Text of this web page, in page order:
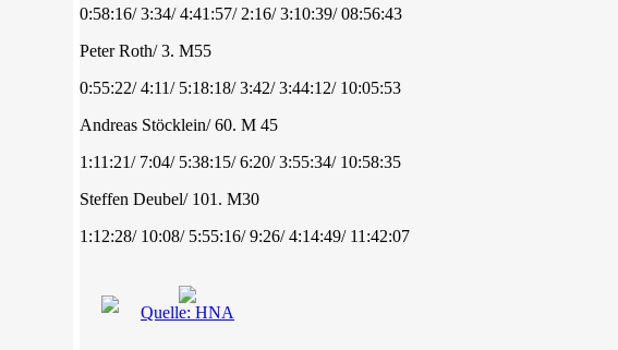
0:58:16/ 3:34/ 4:41:57/ 2:16/ 3:10:39/ 08:56:43
Peter Roth/ 3. M55
0:55:22/ 4:11/ 5:18:18/ 3:42/ 3:44:12/ 10:05:53
Andreas Stöcklein/ 60. M 45
1:11:21/ 7:04/ 5:38:15/ 6:20/ 3:55:34/ 10:58:35
Steffen Deubel/ 101. M30
1:12:28/ 10:08/ 5:55:16/ 9:26/ 4:14:49/ 11:42:07
Quelle: HNA